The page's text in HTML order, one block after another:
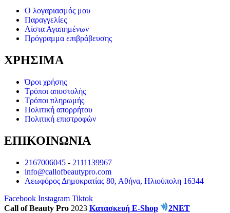
Ο λογαριασμός μου
Παραγγελίες
Λίστα Αγαπημένων
Πρόγραμμα επιβράβευσης
ΧΡΗΣΙΜΑ
Όροι χρήσης
Τρόποι αποστολής
Τρόποι πληρωμής
Πολιτική απορρήτου
Πολιτική επιστροφών
ΕΠΙΚΟΙΝΩΝΙΑ
2167006045 - 2111139967
info@callofbeautypro.com
Λεωφόρος Δημοκρατίας 80, Αθήνα, Ηλιούπολη 16344
Facebook Instagram Tiktok
Call of Beauty Pro 2023 Κατασκευή E-Shop 2NET